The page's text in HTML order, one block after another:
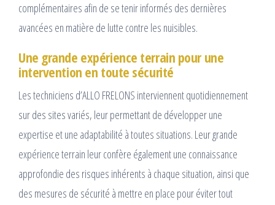
complémentaires afin de se tenir informés des dernières
avancées en matière de lutte contre les nuisibles.
Une grande expérience terrain pour une
intervention en toute sécurité
Les techniciens d’ALLO FRELONS interviennent quotidiennement
sur des sites variés, leur permettant de développer une
expertise et une adaptabilité à toutes situations. Leur grande
expérience terrain leur confère également une connaissance
approfondie des risques inhérents à chaque situation, ainsi que
des mesures de sécurité à mettre en place pour éviter tout